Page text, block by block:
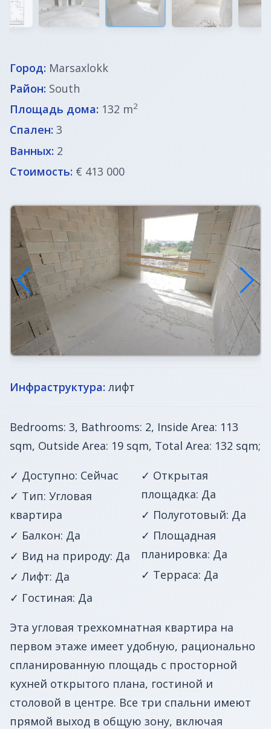
Город: Marsaxlokk
Район: South
Площадь дома: 132 m2
Спален: 3
Ванных: 2
Стоимость: € 413 000
Инфраструктура: лифт
Bedrooms: 3, Bathrooms: 2, Inside Area: 113
sqm, Outside Area: 19 sqm, Total Area: 132 sqm;
✓ Доступно: Сейчас
✓ Тип: Угловая
квартира
✓ Балкон: Да
✓ Вид на природу: Да
✓ Лифт: Да
✓ Гостиная: Да
✓ Открытая
площадка: Да
✓ Полуготовый: Да
✓ Площадная
планировка: Да
✓ Терраса: Да
Эта угловая трехкомнатная квартира на
первом этаже имеет удобную, рационально
спланированную площадь с просторной
кухней открытого плана, гостиной и
столовой в центре. Все три спальни имеют
прямой выход в общую зону, включая